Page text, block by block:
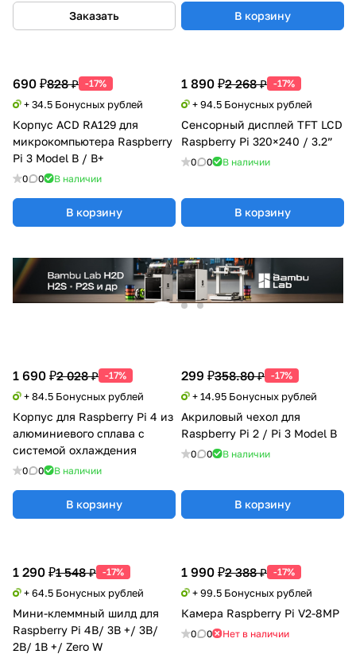
В корзину
690 ₽828 ₽ -17%
+ 34.5 Бонусных рублей
Корпус ACD RA129 для
микрокомпьютера Raspberry
Pi 3 Model B / B+
0 0 В наличии
В корзину
1 890 ₽2 268 ₽ -17%
+ 94.5 Бонусных рублей
Сенсорный дисплей TFT LCD
Raspberry Pi 320×240 / 3.2”
0 0 В наличии
В корзину
1 690 ₽2 028 ₽ -17%
+ 84.5 Бонусных рублей
Корпус для Raspberry Pi 4 из
алюминиевого сплава с
системой охлаждения
0 0 В наличии
В корзину
299 ₽358.80 ₽ -17%
+ 14.95 Бонусных рублей
Акриловый чехол для
Raspberry Pi 2 / Pi 3 Model B
0 0 В наличии
В корзину
Заказать
1 290 ₽1 548 ₽ -17%
+ 64.5 Бонусных рублей
Мини-клеммный шилд для
Raspberry Pi 4B/ 3B +/ 3B/
2B/ 1B +/ Zero W
1 990 ₽2 388 ₽ -17%
+ 99.5 Бонусных рублей
Камера Raspberry Pi V2-8MP
0 0 Нет в наличии